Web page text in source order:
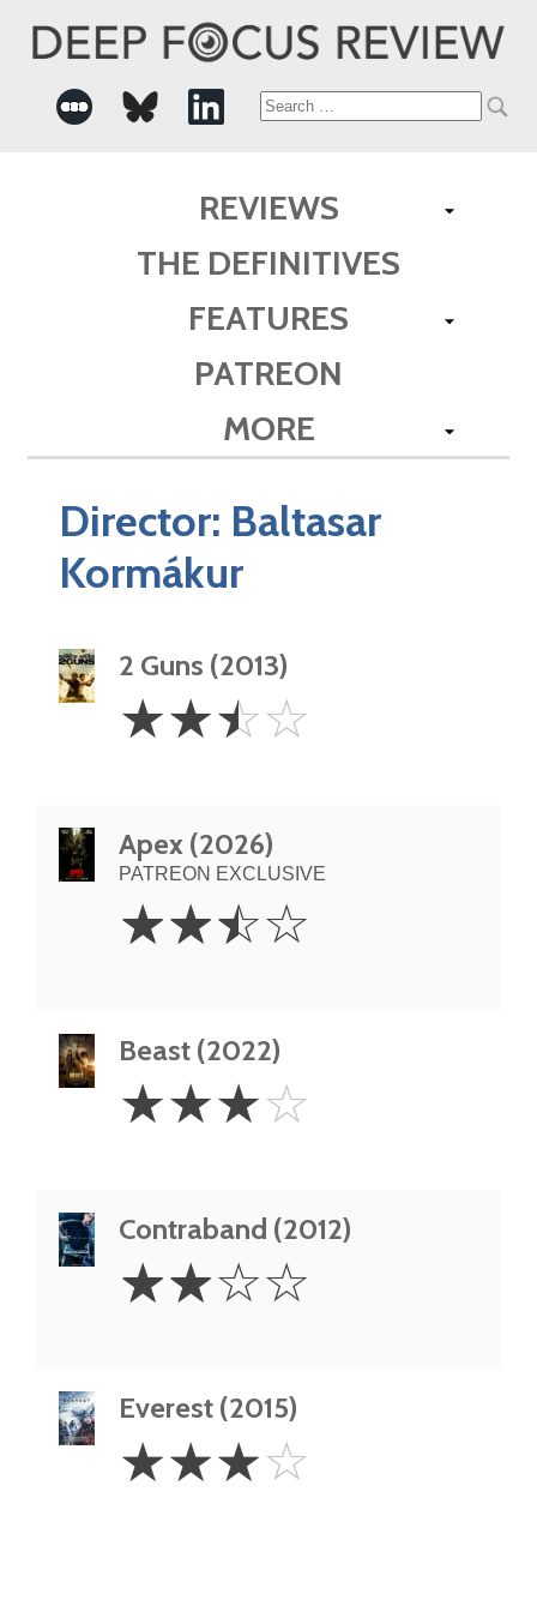
Search
REVIEWS
THE DEFINITIVES
FEATURES
PATREON
MORE
Director: Baltasar
Kormákur
2 Guns (2013)
2.5
Stars
☆☆☆☆
Apex (2026)
PATREON EXCLUSIVE
2.5
Stars
☆☆☆☆
Beast (2022)
Stars
☆☆☆☆
Contraband (2012)
Stars
☆☆☆☆
Everest (2015)
Stars
☆☆☆☆